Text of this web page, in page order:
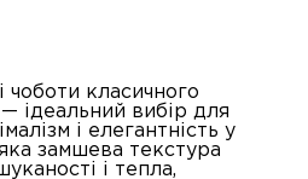
чоботи класичного
ідеальний вибір для
і елегантність у
замшева текстура
і тепла,